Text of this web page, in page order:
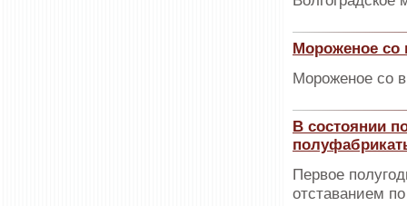
Мороженое со
Мороженое со
В состоянии
Первое
отставанием